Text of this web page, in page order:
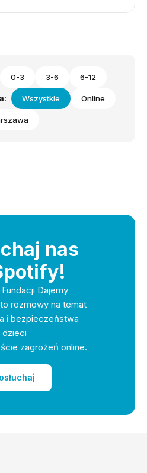
0-3 3-6 6-12
Wszystkie Online
nas
Dajemy
rozmowy na temat
i bezpieczeństwa
dzieci
zagrożeń online.